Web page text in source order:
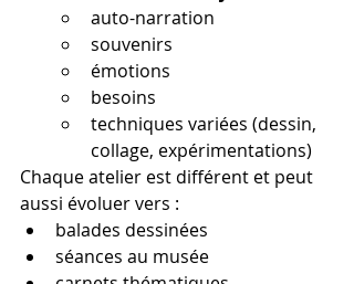
auto-narration
souvenirs
émotions
besoins
techniques variées (dessin,
collage, expérimentations)
Chaque atelier est différent et peut
aussi évoluer vers :
balades dessinées
séances au musée